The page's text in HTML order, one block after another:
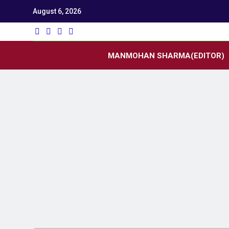
August 6, 2026
MANMOHAN SHARMA(EDITOR)